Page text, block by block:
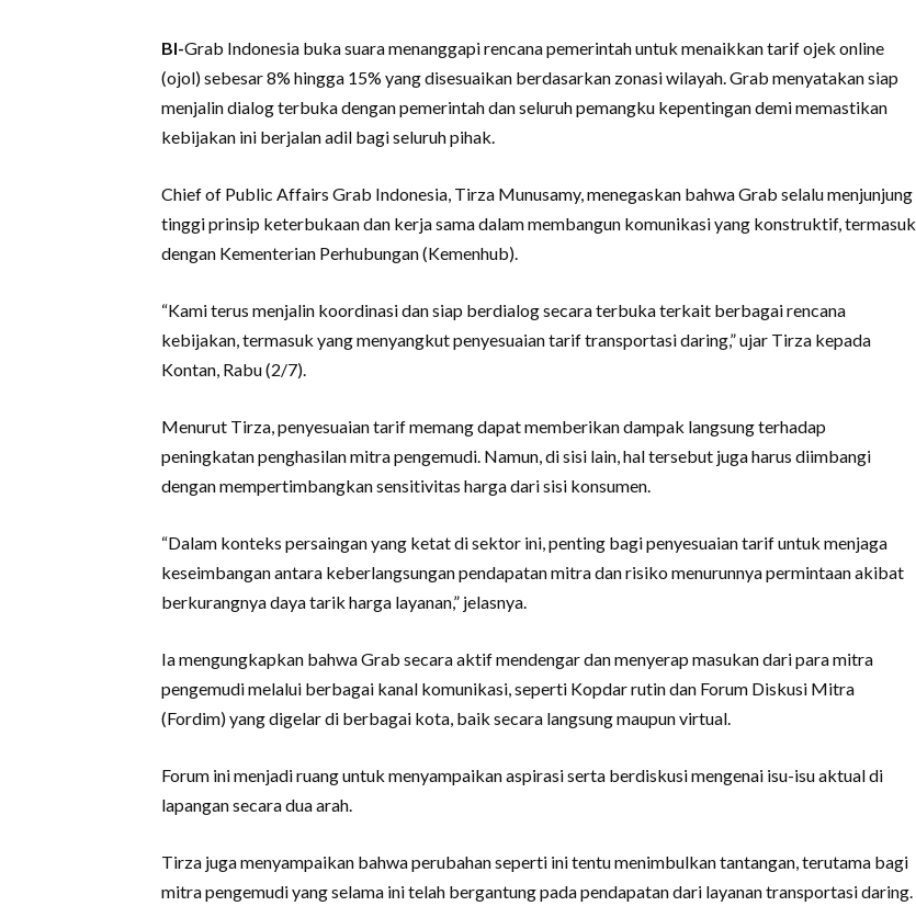
BI-Grab Indonesia buka suara menanggapi rencana pemerintah untuk menaikkan tarif ojek online
(ojol) sebesar 8% hingga 15% yang disesuaikan berdasarkan zonasi wilayah. Grab menyatakan siap
menjalin dialog terbuka dengan pemerintah dan seluruh pemangku kepentingan demi memastikan
kebijakan ini berjalan adil bagi seluruh pihak.
Chief of Public Affairs Grab Indonesia, Tirza Munusamy, menegaskan bahwa Grab selalu menjunjung
tinggi prinsip keterbukaan dan kerja sama dalam membangun komunikasi yang konstruktif, termasuk
dengan Kementerian Perhubungan (Kemenhub).
“Kami terus menjalin koordinasi dan siap berdialog secara terbuka terkait berbagai rencana
kebijakan, termasuk yang menyangkut penyesuaian tarif transportasi daring,” ujar Tirza kepada
Kontan, Rabu (2/7).
Menurut Tirza, penyesuaian tarif memang dapat memberikan dampak langsung terhadap
peningkatan penghasilan mitra pengemudi. Namun, di sisi lain, hal tersebut juga harus diimbangi
dengan mempertimbangkan sensitivitas harga dari sisi konsumen.
“Dalam konteks persaingan yang ketat di sektor ini, penting bagi penyesuaian tarif untuk menjaga
keseimbangan antara keberlangsungan pendapatan mitra dan risiko menurunnya permintaan akibat
berkurangnya daya tarik harga layanan,” jelasnya.
Ia mengungkapkan bahwa Grab secara aktif mendengar dan menyerap masukan dari para mitra
pengemudi melalui berbagai kanal komunikasi, seperti Kopdar rutin dan Forum Diskusi Mitra
(Fordim) yang digelar di berbagai kota, baik secara langsung maupun virtual.
Forum ini menjadi ruang untuk menyampaikan aspirasi serta berdiskusi mengenai isu-isu aktual di
lapangan secara dua arah.
Tirza juga menyampaikan bahwa perubahan seperti ini tentu menimbulkan tantangan, terutama bagi
mitra pengemudi yang selama ini telah bergantung pada pendapatan dari layanan transportasi daring.